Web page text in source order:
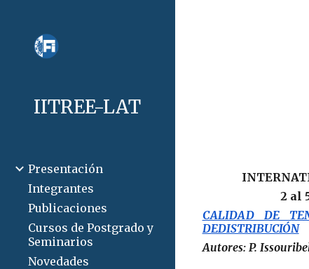
IITREE-LAT
Presentación
Integrantes
Publicaciones
Cursos de Postgrado y
Seminarios
Novedades
2 al
CALIDAD DE
DEDISTRIBUCIÓN
Autores: P.